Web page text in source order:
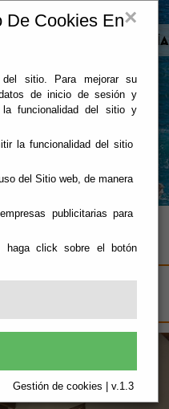
×
De Cookies En
del sitio. Para mejorar su
de inicio de sesión y
la funcionalidad del sitio y
la funcionalidad del sitio
del Sitio web, de manera
publicitarias para
haga click sobre el botón
Gestión de cookies | v.1.3
Filmed in Almería